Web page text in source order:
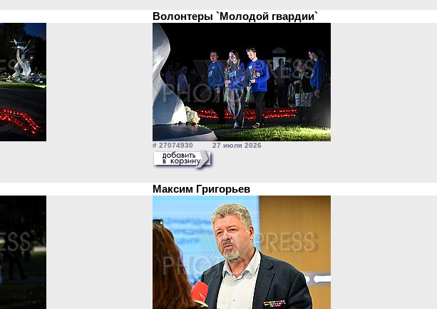
Волонтеры `Молодой гвардии`
# 27074930 27 июля 2026
Максим Григорьев